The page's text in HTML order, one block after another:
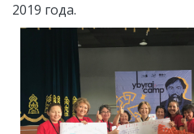
2019 года.